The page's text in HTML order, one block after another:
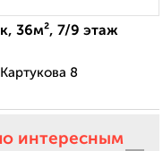
36м², 7/9 этаж
8
интересным